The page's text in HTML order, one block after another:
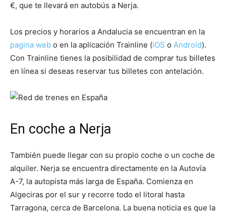
€, que te llevará en autobús a Nerja.
Los precios y horarios a Andalucia se encuentran en la
pagina web o en la aplicación Trainline (iOS o Android).
Con Trainline tienes la posibilidad de comprar tus billetes
en línea si deseas reservar tus billetes con antelación.
En coche a Nerja
También puede llegar con su propio coche o un coche de
alquiler. Nerja se encuentra directamente en la Autovía
A-7, la autopista más larga de España. Comienza en
Algeciras por el sur y recorre todo el litoral hasta
Tarragona, cerca de Barcelona. La buena noticia es que la